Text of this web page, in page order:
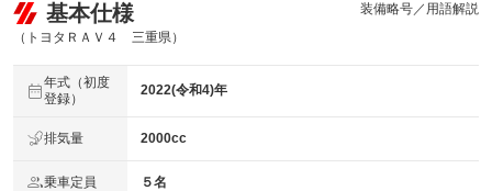
基本仕様
（トヨタＲＡＶ４ 三重県）
装備略号／用語解説
年式（初度
登録）
2022(令和4)年
排気量 2000cc
乗車定員 ５名